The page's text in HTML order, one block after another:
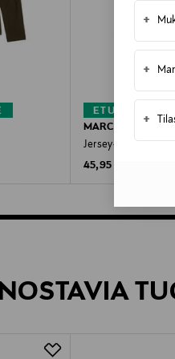
+
+
+
MARC O'POLO
Jersey-paita
Original Price
45,95 €